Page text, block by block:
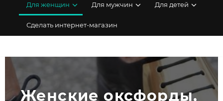
Для женщин Для мужчин Для детей
Сделать интернет-магазин
Женские оксфорды,